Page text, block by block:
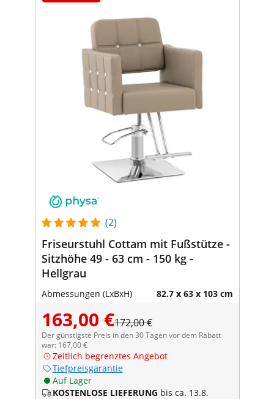
(2)
Friseurstuhl Cottam mit Fußstütze -
Sitzhöhe 49 - 63 cm - 150 kg -
Hellgrau
Abmessungen (LxBxH) 82.7 x 63 x 103 cm
163,00 €172,00 €
Der günstigste Preis in den 30 Tagen vor dem Rabatt
war: 167,00 €
Zeitlich begrenztes Angebot
Tiefpreisgarantie
Auf Lager
KOSTENLOSE LIEFERUNG bis ca. 13.8.